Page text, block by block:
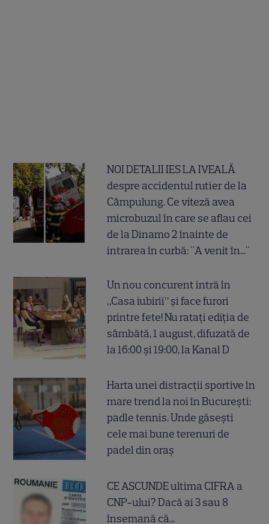
NOI DETALII IES LA IVEALĂ
despre accidentul rutier de la
Câmpulung. Ce viteză avea
microbuzul în care se aflau cei
de la Dinamo 2 înainte de
intrarea în curbă: "A venit în..."
Un nou concurent intră în
„Casa iubirii” și face furori
printre fete! Nu ratați ediția de
sâmbătă, 1 august, difuzată de
la 16:00 și 19:00, la Kanal D
Harta unei distracții sportive în
mare trend la noi în București:
padle tennis. Unde găsești
cele mai bune terenuri de
padel din oraș
CE ASCUNDE ultima CIFRA a
CNP-ului? Dacă ai 3 sau 8
însemană că...